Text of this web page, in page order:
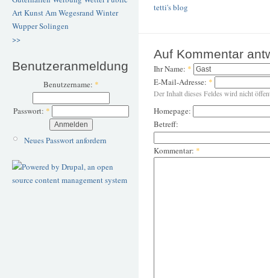
ArtKunstAm Wegesrand Winter
WupperSolingen
>>
Benutzeranmeldung
Benutzername: *
Passwort: *
Neues Passwort anfordern
tetti's blog
Auf Kommentar
Ihr Name: *
E-Mail-Adresse: *
Der Inhalt dieses Feldes wird nicht
Homepage:
Betreff:
Kommentar: *